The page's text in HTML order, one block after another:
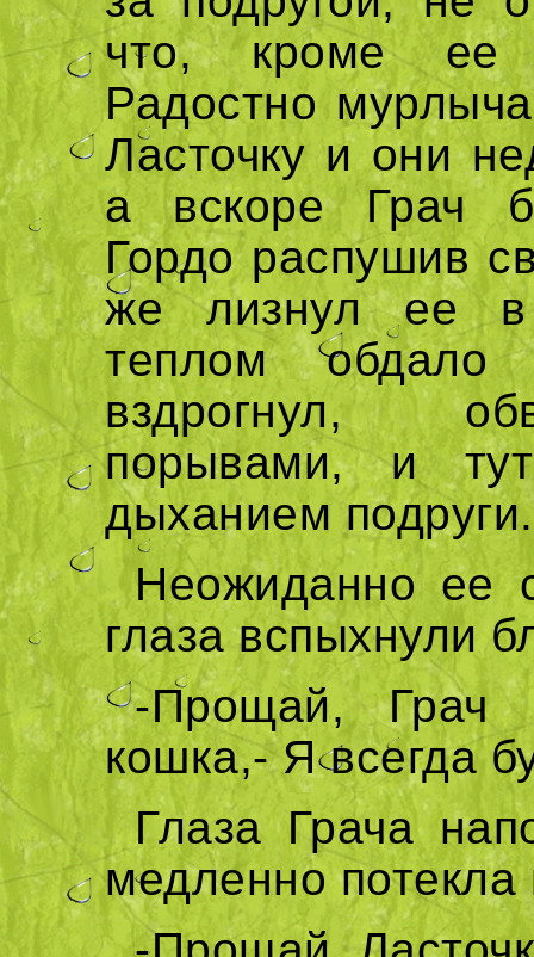
что, кроме ее
Радостно
Ласточку и они
а вскоре Грач
Гордо распушив
же лизнул ее
теплом
вздрогнул,
порывами, и
дыханием подруги.
Неожиданно ее
глаза вспыхнули
-Прощай, Грач
кошка,- Я всегда
Глаза Грача
медленно